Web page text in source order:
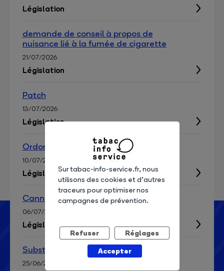
Législation
demande de conseil à propos de
nuisance lié à la fumée de cigarette
21/07/2026
Législation
Patch
13/07/2026
Législation
Ordonnance patchs
10/07/2026
Législation
Cannabis et cbd
06/07/2026
Législation
Substituts nicotine
25/06/2026
Sur tabac-info-service.fr, nous
utilisons des cookies et d’autres
traceurs pour optimiser nos
campagnes de prévention.
Refuser
Réglages
Accepter